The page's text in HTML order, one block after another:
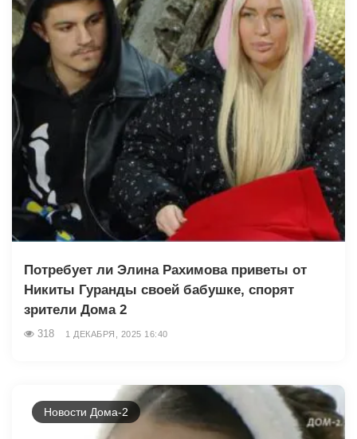
Потребует ли Элина Рахимова приветы от
Никиты Гуранды своей бабушке, спорят
зрители Дома 2
318 1 ДЕКАБРЯ, 2025 16:40
Новости Дома-2